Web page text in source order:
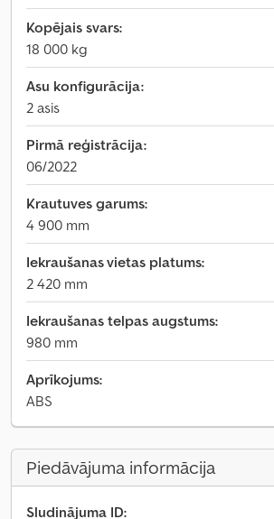
Kopējais svars:
18 000 kg
Asu konfigurācija:
2 asis
Pirmā reģistrācija:
06/2022
Krautuves garums:
4 900 mm
Iekraušanas vietas platums:
2 420 mm
Iekraušanas telpas augstums:
980 mm
Aprīkojums:
ABS
Piedāvājuma informācija
Sludinājuma ID: